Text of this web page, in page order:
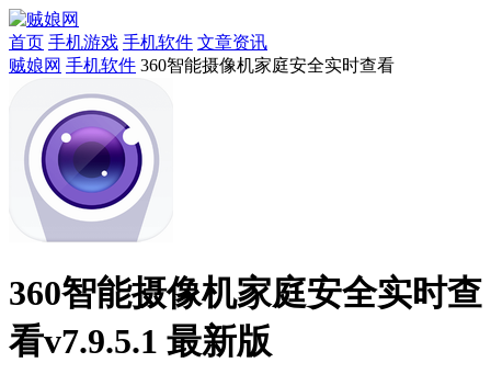
首页 手机游戏 手机软件 文章资讯
贼娘网 手机软件 360智能摄像机家庭安全实时查看
360智能摄像机家庭安全实时查
看v7.9.5.1 最新版